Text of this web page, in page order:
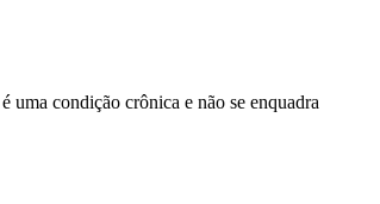
uma condição crônica e não se enquadra